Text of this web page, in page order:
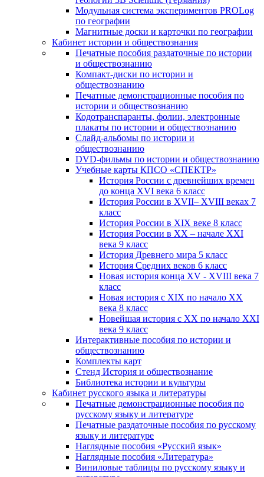
Модульная система экспериментов PROLog
по географии
Магнитные доски и карточки по географии
Кабинет истории и обществознания
Печатные пособия раздаточные по истории
и обществознанию
Компакт-диски по истории и
обществознанию
Печатные демонстрационные пособия по
истории и обществознанию
Кодотранспаранты, фолии, электронные
плакаты по истории и обществознанию
Слайд-альбомы по истории и
обществознанию
DVD-фильмы по истории и обществознанию
Учебные карты КПСО «СПЕКТР»
История России с древнейших времен
до конца XVI века 6 класс
История России в XVII– XVIII веках 7
класс
История России в XIX веке 8 класс
История России в XX – начале XXI
века 9 класс
История Древнего мира 5 класс
История Средних веков 6 класс
Новая история конца XV - XVIII века 7
класс
Новая история с XIX по начало XX
века 8 класс
Новейшая история с XX по начало XXI
века 9 класс
Интерактивные пособия по истории и
обществознанию
Комплекты карт
Стенд История и обществознание
Библиотека истории и культуры
Кабинет русского языка и литературы
Печатные демонстрационные пособия по
русскому языку и литературе
Печатные раздаточные пособия по русскому
языку и литературе
Наглядные пособия «Русский язык»
Наглядные пособия «Литература»
Виниловые таблицы по русскому языку и